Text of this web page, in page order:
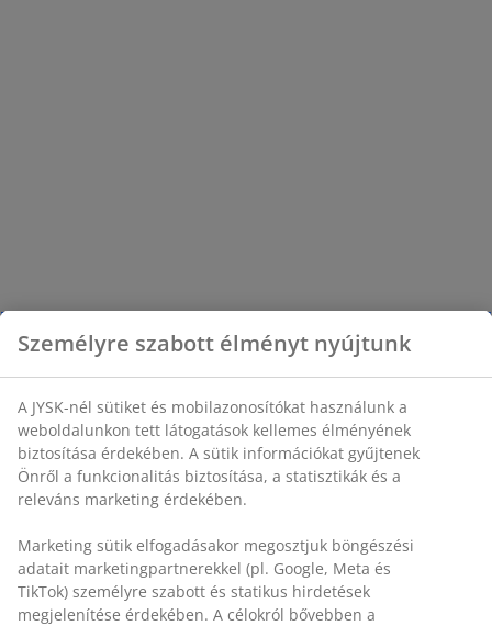
Személyre szabott élményt nyújtunk
A JYSK-nél sütiket és mobilazonosítókat használunk a
weboldalunkon tett látogatások kellemes élményének
biztosítása érdekében. A sütik információkat gyűjtenek
Önről a funkcionalitás biztosítása, a statisztikák és a
releváns marketing érdekében.
Marketing sütik elfogadásakor megosztjuk böngészési
adatait marketingpartnerekkel (pl. Google, Meta és
TikTok) személyre szabott és statikus hirdetések
megjelenítése érdekében. A célokról bővebben a